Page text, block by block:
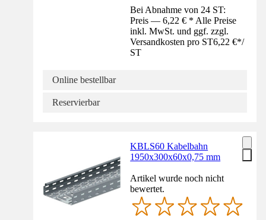
Bei Abnahme von 24 ST:
Preis — 6,22 € * Alle Preise
inkl. MwSt. und ggf. zzgl.
Versandkosten pro ST6,22 €*/
ST
Online bestellbar
Reservierbar
KBLS60 Kabelbahn
1950x300x60x0,75 mm
Artikel wurde noch nicht
bewertet.